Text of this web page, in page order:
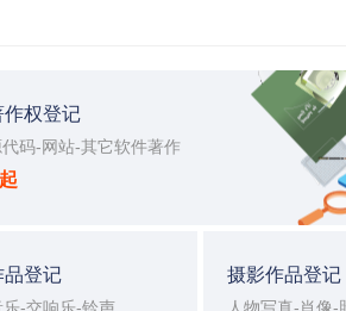
作权登记
码-网站-其它软件著作
品登记 摄影作品登记